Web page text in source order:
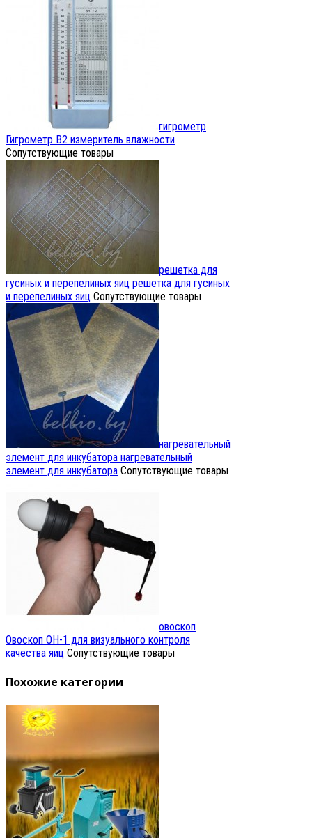
гигрометр
Гигрометр В2 измеритель влажности
Сопутствующие товары
решетка для
гусиных и перепелиных яиц решетка для гусиных
и перепелиных яиц Сопутствующие товары
нагревательный
элемент для инкубатора нагревательный
элемент для инкубатора Сопутствующие товары
овоскоп
Овоскоп ОН-1 для визуального контроля
качества яиц Сопутствующие товары
Похожие категории